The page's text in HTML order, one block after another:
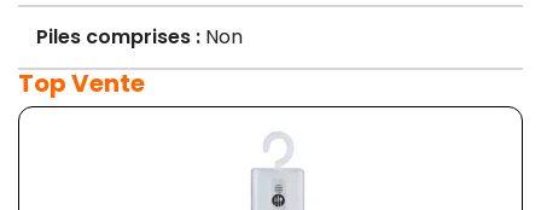
Piles comprises : Non
Top Vente